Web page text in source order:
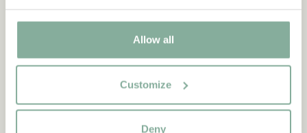
Allow all
Customize
Deny
“Den som är väldigt stark